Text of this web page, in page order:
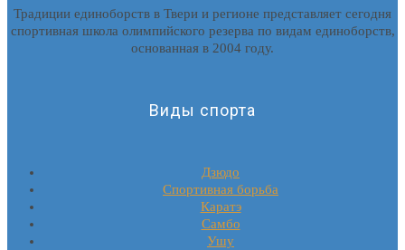
Традиции единоборств в Твери и регионе представляет сегодня
спортивная школа олимпийского резерва по видам единоборств,
основанная в 2004 году.
Виды спорта
Дзюдо
Спортивная борьба
Каратэ
Самбо
Ушу